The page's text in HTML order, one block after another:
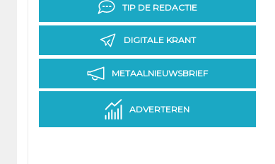
TIP DE REDACTIE
DIGITALE KRANT
METAALNIEUWSBRIEF
ADVERTEREN